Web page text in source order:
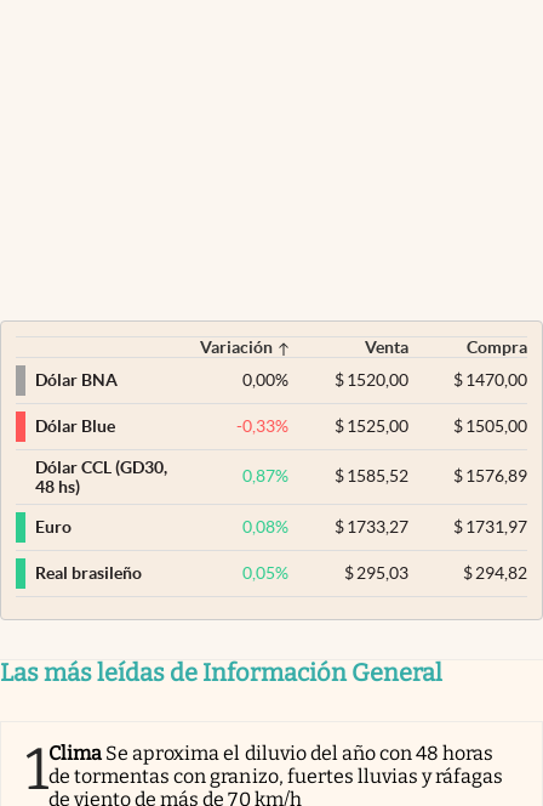
Variación Venta
Compra
Dólar BNA
0,00% $ 1520,00 $1470,00
Dólar Blue -0,33% $ 1525,00 $1505,00
Dólar CCL (GD30,
48 hs)
0,87% $ 1585,52 $1576,89
Euro 0,08% $ 1733,27 $1731,97
Real brasileño 0,05% $ 295,03 $294,82
Las más leídas de Información General
1Clima Se aproxima el diluvio del año con 48 horas
de tormentas con granizo, fuertes lluvias y ráfagas
de viento de más de 70 km/h